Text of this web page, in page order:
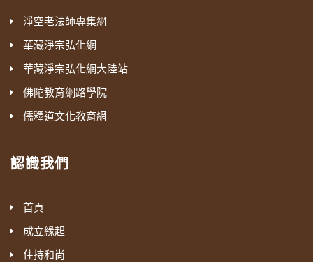
淨空老法師專集網
華藏淨宗弘化網
華藏淨宗弘化網大陸站
佛陀教育網路學院
儒釋道文化教育網
認識我們
首頁
成立緣起
住持和尚